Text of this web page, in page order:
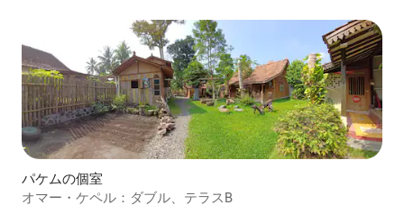
パケムの個室
オマー・ケペル：ダブル、テラスB